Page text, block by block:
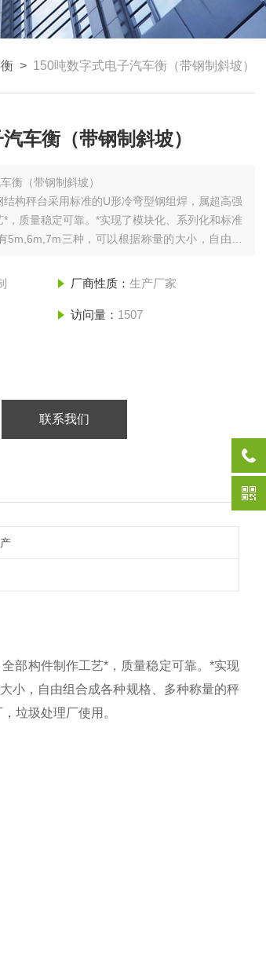
> 150吨数字式电子汽车衡（带钢制斜坡）
车衡（带钢制斜坡）
衡（带钢制斜坡）
构秤台采用标准的U形冷弯型钢组焊，属超高强
，质量稳定可靠。*实现了模块化、系列化和标准
5m,6m,7m三种，可以根据称量的大小，自由组
、码头、电厂，垃圾处理厂使用。
厂商性质： 生产厂家
访问量： 1507
联系我们
部构件制作工艺*，质量稳定可靠。*实现
小，自由组合成各种规格、多种称量的秤
垃圾处理厂使用。